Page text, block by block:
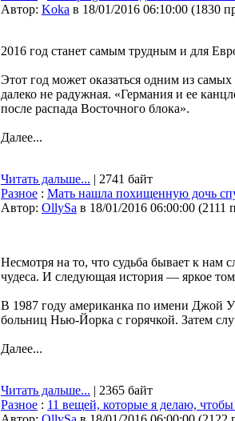
Автор: Koka в 18/01/2016 06:10:00 (1830
2016 год станет самым трудным и для
Этот год может оказаться одним из
далеко не радужная. «Германия и ее
после распада Восточного блока».
Далее...
Читать дальше... | 2741 байт
Разное : Мать нашла похищенную дочь
Автор: OllySa в 18/01/2016 06:00:00 (2111
Несмотря на то, что судьба бывает к
чудеса. И следующая история — яркое
В 1987 году американка по имени Джой
больниц Нью-Йорка с горячкой. Затем
Далее...
Читать дальше... | 2365 байт
Разное : 11 вещей, которые я делаю,